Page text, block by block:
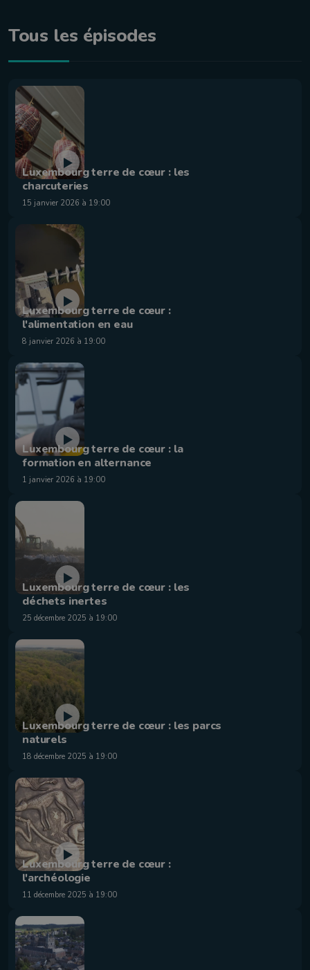
Tous les épisodes
Luxembourg terre de cœur : les
charcuteries
15 janvier 2026 à 19:00
Luxembourg terre de cœur :
l'alimentation en eau
8 janvier 2026 à 19:00
Luxembourg terre de cœur : la
formation en alternance
1 janvier 2026 à 19:00
Luxembourg terre de cœur : les
déchets inertes
25 décembre 2025 à 19:00
Luxembourg terre de cœur : les parcs
naturels
18 décembre 2025 à 19:00
Luxembourg terre de cœur :
l'archéologie
11 décembre 2025 à 19:00